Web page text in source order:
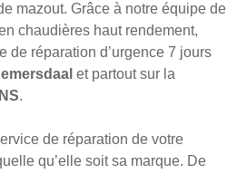
mazout. Grâce à notre équipe de
chaudières haut rendement,
de réparation d’urgence 7 jours
et partout sur la
.
de réparation de votre
qu’elle soit sa marque. De